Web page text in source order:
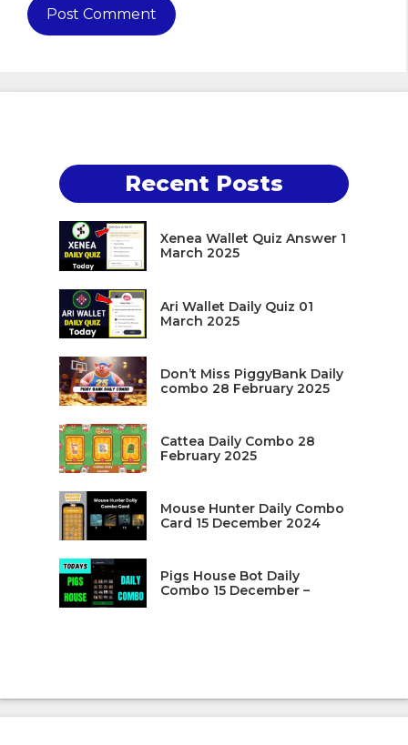
Recent Posts
Xenea Wallet Quiz Answer 1
March 2025
Ari Wallet Daily Quiz 01
March 2025
Don’t Miss PiggyBank Daily
combo 28 February 2025
Cattea Daily Combo 28
February 2025
Mouse Hunter Daily Combo
Card 15 December 2024
Pigs House Bot Daily
Combo 15 December –